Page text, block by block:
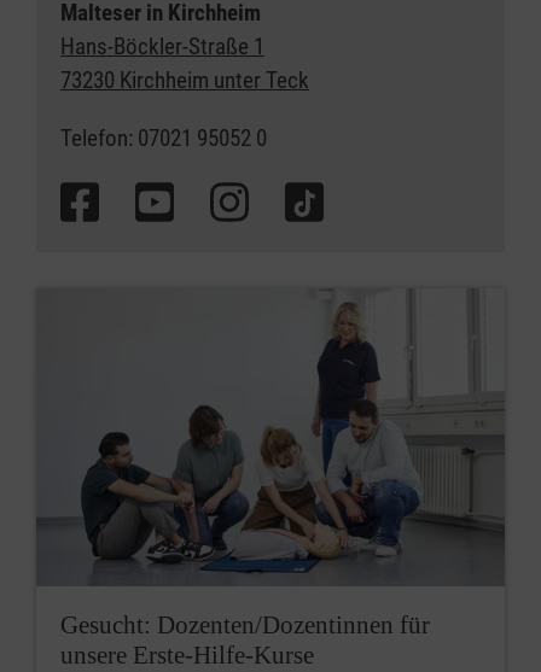
Malteser in Kirchheim
Hans-Böckler-Straße 1
73230 Kirchheim unter Teck
Telefon: 07021 95052 0
Gesucht: Dozenten/Dozentinnen für
unsere Erste-Hilfe-Kurse